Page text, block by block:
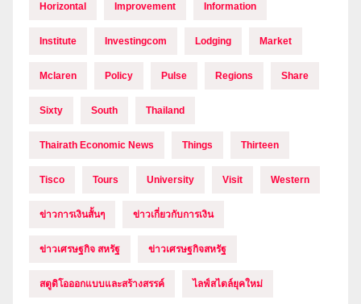
Horizontal Improvement Information
Institute Investingcom Lodging Market
Mclaren Policy Pulse Regions Share
Sixty South Thailand
Thairath Economic News Things Thirteen
Tisco Tours University Visit Western
ข่าวการเงินสั้นๆ ข่าวเกี่ยวกับการเงิน
ข่าวเศรษฐกิจ สหรัฐ ข่าวเศรษฐกิจสหรัฐ
สตูดิโอออกแบบและสร้างสรรค์ ไลฟ์สไตล์ยุคใหม่